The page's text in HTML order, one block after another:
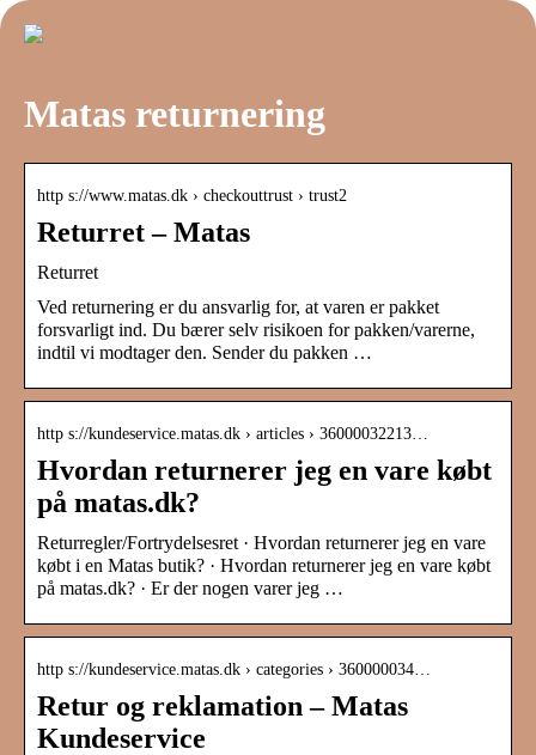
Matas returnering
http s://www.matas.dk › checkouttrust › trust2
Returret – Matas
Returret
Ved returnering er du ansvarlig for, at varen er pakket
forsvarligt ind. Du bærer selv risikoen for pakken/varerne,
indtil vi modtager den. Sender du pakken …
http s://kundeservice.matas.dk › articles › 36000032213…
Hvordan returnerer jeg en vare købt
på matas.dk?
Returregler/Fortrydelsesret · Hvordan returnerer jeg en vare
købt i en Matas butik? · Hvordan returnerer jeg en vare købt
på matas.dk? · Er der nogen varer jeg …
http s://kundeservice.matas.dk › categories › 360000034…
Retur og reklamation – Matas
Kundeservice